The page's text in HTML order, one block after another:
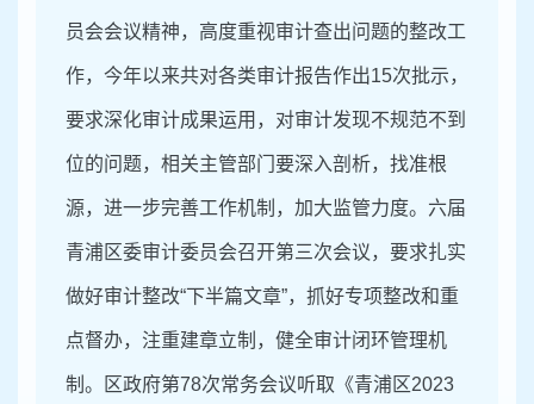
员会会议精神，高度重视审计查出问题的整改工
作，今年以来共对各类审计报告作出15次批示，
要求深化审计成果运用 ，对审计发现不规范不到
位的问题，相关主管部门要深入剖析，找准根
源，进一步完善工作机制，加大监管力度。六届
青浦区委审计委员会召开第三次会议，要求扎实
做好审计整改“下半篇文章”，抓好专项整改和重
点督办，注重建章立制，健全审计闭环管理机
制。区政府第78次常务会议听取 《青浦区2023